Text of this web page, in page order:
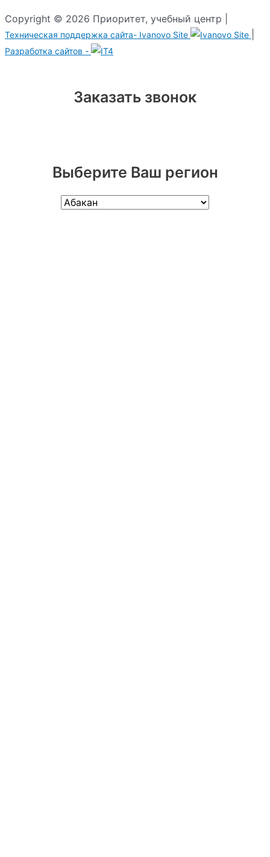
Copyright © 2026 Приоритет, учебный центр |
Техническая поддержка сайта- Ivanovo Site
Разработка сайтов -
Заказать звонок
Выберите Ваш регион